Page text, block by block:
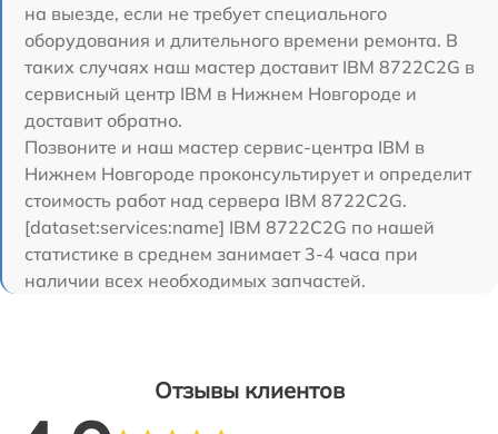
на выезде, если не требует специального
оборудования и длительного времени ремонта. В
таких случаях наш мастер доставит IBM 8722C2G в
сервисный центр IBM в Нижнем Новгороде и
доставит обратно.
Позвоните и наш мастер сервис-центра IBM в
Нижнем Новгороде проконсультирует и определит
стоимость работ над сервера IBM 8722C2G.
[dataset:services:name] IBM 8722C2G по нашей
статистике в среднем занимает 3-4 часа при
наличии всех необходимых запчастей.
Отзывы клиентов